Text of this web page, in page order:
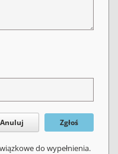
Anuluj Zgłoś
do wypełnienia.